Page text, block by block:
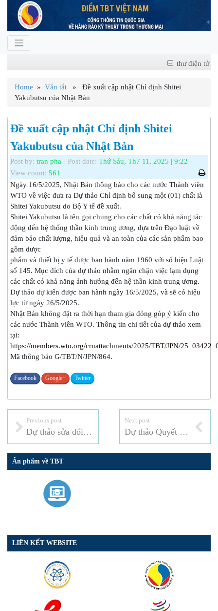
thư điện tử
Home » Vắn tắt » Đề xuất cập nhật Chỉ định Shitei
Yakubutsu của Nhật Bản
Đề xuất cập nhật Chỉ định Shitei
Yakubutsu của Nhật Bản
Post by: tran pha - Post date: Thứ Sáu, Th7 11, 2025 | 9:22 -
View count: 561
Ngày 16/5/2025, Nhật Bản thông báo cho các nước Thành viên
WTO về việc đưa ra Dự thảo Chỉ định bổ sung một (01) chất là
Shitei Yakubutsu do Bộ Y tế đề xuất.
Shitei Yakubutsu là tên gọi chung cho các chất có khả năng tác
động đến hệ thống thần kinh trung ương, dựa trên Đạo luật về
đảm bảo chất lượng, hiệu quả và an toàn của các sản phẩm bao
gồm dược
phẩm và thiết bị y tế được ban hành năm 1960 với số hiệu Luật
số 145. Mục đích của dự thảo nhằm ngăn chặn việc lạm dụng
các chất có khả năng ảnh hưởng đến hệ thần kinh trung ương.
Dự thảo dự kiến được ban hành ngày 16/5/2025, và sẽ có hiệu
lực từ ngày 26/5/2025.
Nhật Bản không đặt ra thời hạn tham gia đóng góp ý kiến cho
các nước Thành viên WTO. Thông tin chi tiết của dự thảo xem
tại:
https://members.wto.org/crnattachments/2025/TBT/JPN/
Mã thông báo G/TBT/N/JPN/864.
Facebook Google+ Twitter
Previous post
Dự thảo sửa đổi Quy định về kiểm tra thực phẩm nhập khẩu và các sản phẩm liên quan của Đài Loan
Next post
Dự thảo Quyết định về việc sửa đổi Yêu cầu vệ sinh – dịch tễ và vệ sinh chung đối với sản phẩm phải giám sát vệ sinh – dịch tễ của Liên bang Nga
Ấn phẩm về TBT
LIÊN KẾT WEBSITE